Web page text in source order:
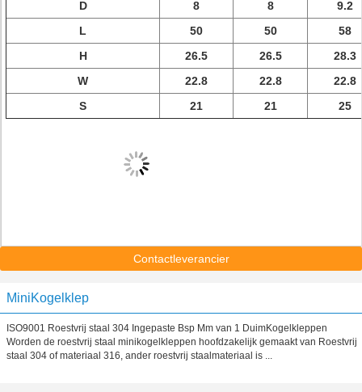
D 8 8
9.2
L
50 50
58
H
26.5 26.5
28.3
W
22.8 22.8
22.8
S
21 21 25
Contactleverancier
MiniKogelklep
ISO9001 Roestvrij staal 304 Ingepaste Bsp Mm van 1 DuimKogelkleppen
Worden de roestvrij staal minikogelkleppen hoofdzakelijk gemaakt van Roestvrij
staal 304 of materiaal 316, ander roestvrij staalmateriaal is ...